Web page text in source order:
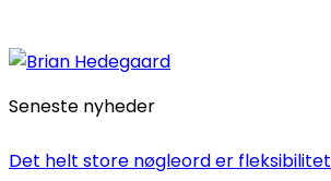
Seneste nyheder
Det helt store nøgleord er fleksibilitet